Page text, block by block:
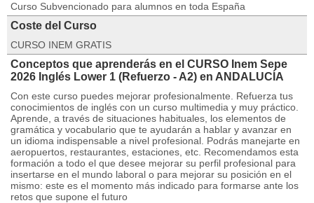
Curso Subvencionado para alumnos en toda España
Coste del Curso
CURSO INEM GRATIS
Conceptos que aprenderás en el CURSO Inem Sepe
2026 Inglés Lower 1 (Refuerzo - A2) en ANDALUCÍA
Con este curso puedes mejorar profesionalmente. Refuerza tus
conocimientos de inglés con un curso multimedia y muy práctico.
Aprende, a través de situaciones habituales, los elementos de
gramática y vocabulario que te ayudarán a hablar y avanzar en
un idioma indispensable a nivel profesional. Podrás manejarte en
aeropuertos, restaurantes, estaciones, etc. Recomendamos esta
formación a todo el que desee mejorar su perfil profesional para
insertarse en el mundo laboral o para mejorar su posición en el
mismo: este es el momento más indicado para formarse ante los
retos que supone el futuro